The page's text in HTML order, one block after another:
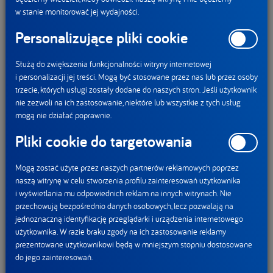
Od lat optymalizujemy wagę i skład opakowań,
W transporcie używamy lekkich naczep do transportu
magazynów. W rezultacie, spółki DANONE w Polsce
tylko w ciągu ostatnich dwóch lat, zmniejszyły emisję
CO₂ o 20%*.”– mówi Frédéric Guichard kierujący
spółką Żywiec Zdrój S.A...
„Podejmujemy także działania we współpracy
z naszymi dostawcami mleka. Od tego roku
rozpoczynamy wdrażanie programu dot. rolnictwa
regeneratywnego. W naszym rozumieniu rolnictwo
regeneratywne to obszar znacznie szerszy niż
rolnictwo zrównoważone. Kluczowym elementem
różnicującym te pojęcia jest fakt odnowienia
potencjału drzemiącego w zasobach naturalnych
w stanie monitorować jej wydajności.
Personalizujące pliki cookie
Służą do zwiększenia funkcjonalności witryny internetowej
i personalizacji jej treści. Mogą być stosowane przez nas lub przez osoby
trzecie, których usługi zostały dodane do naszych stron. Jeśli użytkownik
nie zezwoli na ich zastosowanie, niektóre lub wszystkie z tych usług
mogą nie działać poprawnie.
Pliki cookie do targetowania
Mogą zostać użyte przez naszych partnerów reklamowych poprzez
naszą witrynę w celu stworzenia profilu zainteresowań użytkownika
i wyświetlania mu odpowiednich reklam na innych witrynach. Nie
przechowują bezpośrednio danych osobowych, lecz pozwalają na
jednoznaczną identyfikację przeglądarki i urządzenia internetowego
użytkownika. W razie braku zgody na ich zastosowanie reklamy
prezentowane użytkownikowi będą w mniejszym stopniu dostosowane
do jego zainteresowań.